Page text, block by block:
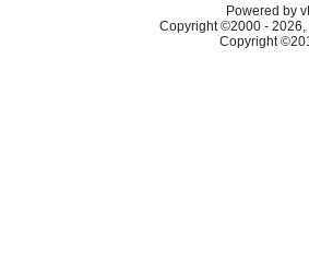
Powered by
Copyright ©2000 -
Copyright